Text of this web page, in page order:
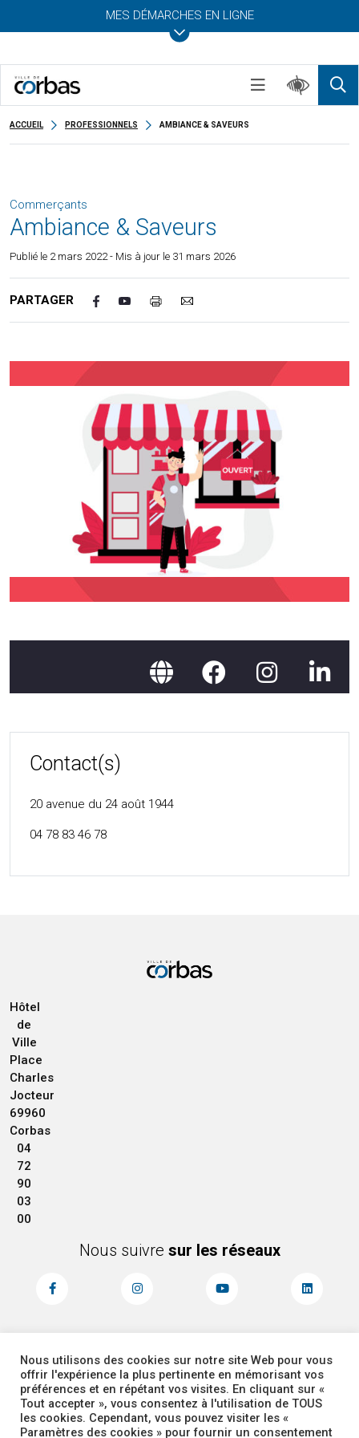
MES DÉMARCHES EN LIGNE
ACCUEIL PROFESSIONNELS AMBIANCE & SAVEURS
Commerçants
Ambiance & Saveurs
Publié le 2 mars 2022- Mis à jour le 31 mars 2026
PARTAGER
Contact(s)
20 avenue du 24 août 1944
04 78 83 46 78
Hôtel
de
Ville
Place
Charles
Jocteur
69960
Corbas
04
72
90
03
00
Nous suivre sur les réseaux
MENTIONS LÉGALES
PLAN DU SITE
ACCESSIBILITÉ
ADMINISTRATEUR
COOKIES
Nous utilisons des cookies sur notre site Web pour vous
offrir l'expérience la plus pertinente en mémorisant vos
préférences et en répétant vos visites. En cliquant sur «
Tout accepter », vous consentez à l'utilisation de TOUS
les cookies. Cependant, vous pouvez visiter les «
Paramètres des cookies » pour fournir un consentement